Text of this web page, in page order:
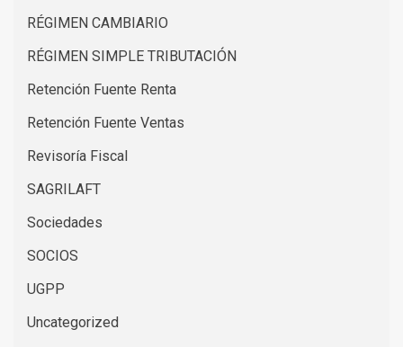
RÉGIMEN CAMBIARIO
RÉGIMEN SIMPLE TRIBUTACIÓN
Retención Fuente Renta
Retención Fuente Ventas
Revisoría Fiscal
SAGRILAFT
Sociedades
SOCIOS
UGPP
Uncategorized